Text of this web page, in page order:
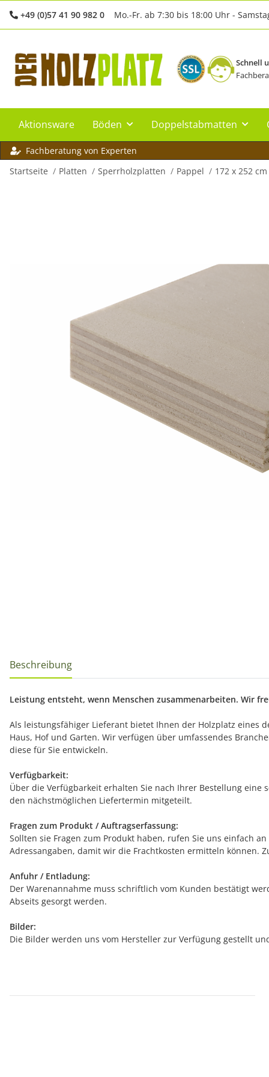
+49 (0)57 41 90 982 0 Mo.-Fr. ab 7:30 bis 18:00 Uhr -
Schnell
Aktionsware Böden Doppelstabmatten
Fachberatung von Experten
Startseite
Platten Sperrholzplatten Pappel 172 x 252 cm
Beschreibung
Leistung entsteht, wenn Menschen zusammenarbeiten. Wir
Als leistungsfähiger Lieferant bietet Ihnen der Holzplatz
Haus, Hof und Garten. Wir verfügen über umfassendes
diese für Sie entwickeln.
Verfügbarkeit:
Über die Verfügbarkeit erhalten Sie nach Ihrer Bestellung
den nächstmöglichen Liefertermin mitgeteilt.
Fragen zum Produkt / Auftragserfassung:
Sollten sie Fragen zum Produkt haben, rufen Sie uns einfach
Adressangaben, damit wir die Frachtkosten ermitteln können.
Anfuhr / Entladung:
Der Warenannahme muss schriftlich vom Kunden bestätigt
Abseits gesorgt werden.
Bilder:
Die Bilder werden uns vom Hersteller zur Verfügung gestellt